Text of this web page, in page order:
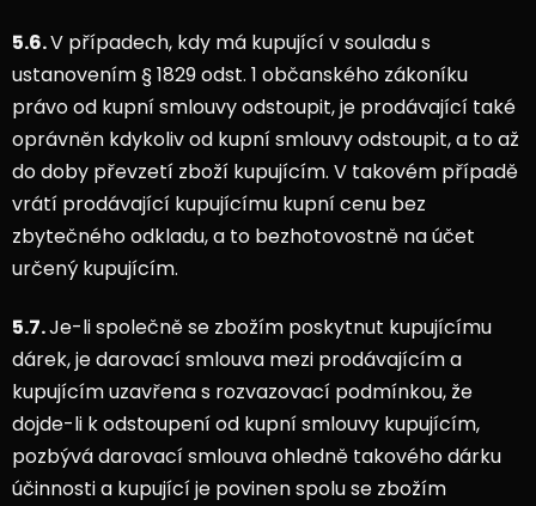
5.6.V případech, kdy má kupující v souladu s
ustanovením § 1829 odst. 1 občanského zákoníku
právo od kupní smlouvy odstoupit, je prodávající také
oprávněn kdykoliv od kupní smlouvy odstoupit, a to až
do doby převzetí zboží kupujícím. V takovém případě
vrátí prodávající kupujícímu kupní cenu bez
zbytečného odkladu, a to bezhotovostně na účet
určený kupujícím.
5.7.Je-li společně se zbožím poskytnut kupujícímu
dárek, je darovací smlouva mezi prodávajícím a
kupujícím uzavřena s rozvazovací podmínkou, že
dojde-li k odstoupení od kupní smlouvy kupujícím,
pozbývá darovací smlouva ohledně takového dárku
účinnosti a kupující je povinen spolu se zbožím